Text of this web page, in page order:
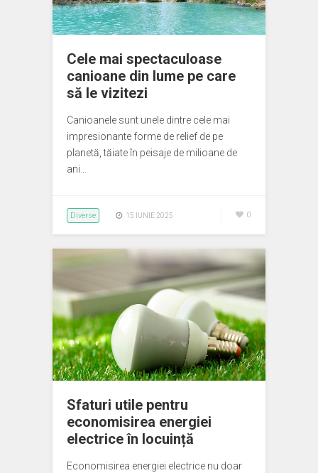
Cele mai spectaculoase
canioane din lume pe care
să le vizitezi
Canioanele sunt unele dintre cele mai
impresionante forme de relief de pe
planetă, tăiate în peisaje de milioane de
ani…
Diverse 15 IUNIE 2025 0
Sfaturi utile pentru
economisirea energiei
electrice în locuință
Economisirea energiei electrice nu doar